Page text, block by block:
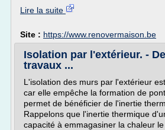
Lire la suite
Site : https://www.renovermaison.be
Isolation par l'extérieur. -
travaux ...
L'isolation des murs par l'extérieur
car elle empêche la formation de
permet de bénéficier de l'inertie
Rappelons que l'inertie thermique
capacité à emmagasiner la chaleur